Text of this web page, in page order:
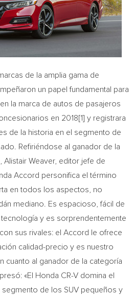
de la amplia gama de
un papel fundamental para
la marca de autos de pasajeros
en 2018[1] y registrara
de la historia en el segmento de
Refiriéndose al ganador de la
Alistair Weaver, editor jefe de
Accord personifica el término
en todos los aspectos, no
mediano. Es espacioso, fácil de
y es sorprendentemente
sus rivales: el Accord le ofrece
calidad-precio y es nuestro
cuanto al ganador de la categoría
«El Honda CR-V domina el
de los SUV pequeños y